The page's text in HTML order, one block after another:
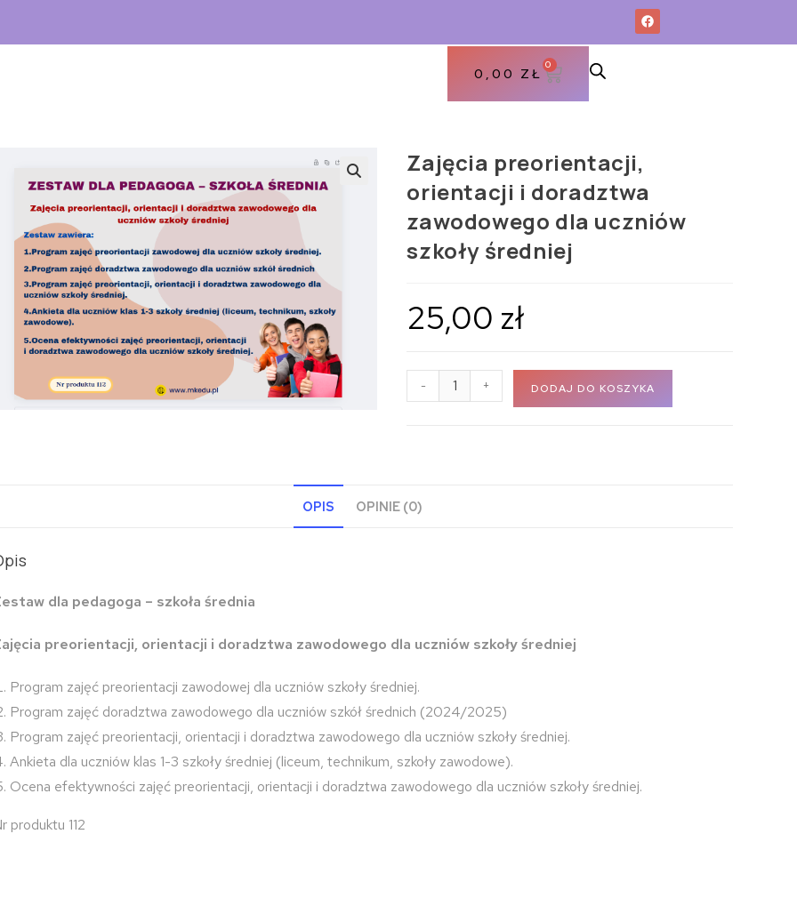
0,00 ZŁ
0
Zajęcia preorientacji,
orientacji i doradztwa
zawodowego dla uczniów
szkoły średniej
25,00 zł
- + DODAJ DO KOSZYKA
OPIS OPINIE (0)
dla pedagoga – szkoła średnia
preorientacji, orientacji i doradztwa zawodowego dla uczniów szkoły średniej
Program zajęć preorientacji zawodowej dla uczniów szkoły średniej.
Program zajęć doradztwa zawodowego dla uczniów szkół średnich (2024/2025)
Program zajęć preorientacji, orientacji i doradztwa zawodowego dla uczniów szkoły średniej.
Ankieta dla uczniów klas 1-3 szkoły średniej (liceum, technikum, szkoły zawodowe).
Ocena efektywności zajęć preorientacji, orientacji i doradztwa zawodowego dla uczniów szkoły średniej.
produktu 112